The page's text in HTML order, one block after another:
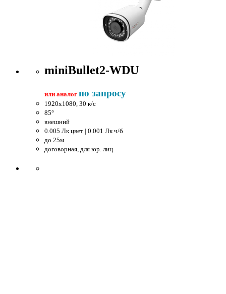
miniBullet2-WDU
или аналог по запросу
1920x1080, 30 к/c
85°
внешний
0.005 Лк цвет | 0.001 Лк ч/б
до 25м
договорная, для юр. лиц